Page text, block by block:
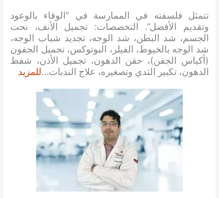
تتمثل فلسفته في الممارسة في “الوفاء بالوعود
وتقديم الأفضل”. التخصصات: تجميل الأنف، نحت
الجسم، شد البطن، شد الوجه، تجديد شباب الوجه،
شد الوجه بالخيوط، الفيلر، البوتوكس، تجميل الجفون
(أكياس الجفن)، حقن الدهون، تجميل الأذن، شفط
الدهون، تكبير الثدي وتصغيره، علاج الندبات…للمزيد